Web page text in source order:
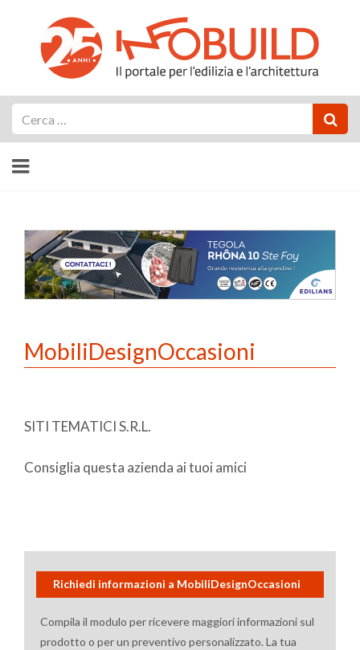
MobiliDesignOccasioni
SITI TEMATICI S.R.L.
Consiglia questa azienda ai tuoi amici
Richiedi informazioni a MobiliDesignOccasioni
Compila il modulo per ricevere maggiori informazioni sul
prodotto o per un preventivo personalizzato. La tua